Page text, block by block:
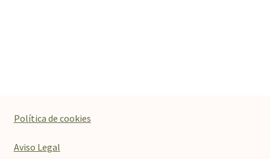
Política de cookies
Aviso Legal